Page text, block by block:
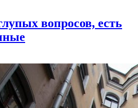
вопросов, есть